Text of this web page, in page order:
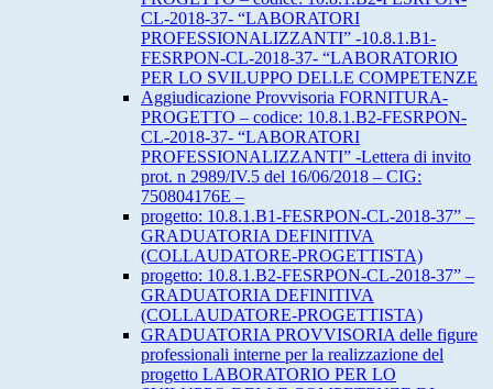
CL-2018-37- “LABORATORI
PROFESSIONALIZZANTI” -10.8.1.B1-
FESRPON-CL-2018-37- “LABORATORIO
PER LO SVILUPPO DELLE COMPETENZE
Aggiudicazione Provvisoria FORNITURA-
PROGETTO – codice: 10.8.1.B2-FESRPON-
CL-2018-37- “LABORATORI
PROFESSIONALIZZANTI” -Lettera di invito
prot. n 2989/IV.5 del 16/06/2018 – CIG:
750804176E –
progetto: 10.8.1.B1-FESRPON-CL-2018-37” –
GRADUATORIA DEFINITIVA
(COLLAUDATORE-PROGETTISTA)
progetto: 10.8.1.B2-FESRPON-CL-2018-37” –
GRADUATORIA DEFINITIVA
(COLLAUDATORE-PROGETTISTA)
GRADUATORIA PROVVISORIA delle figure
professionali interne per la realizzazione del
progetto LABORATORIO PER LO